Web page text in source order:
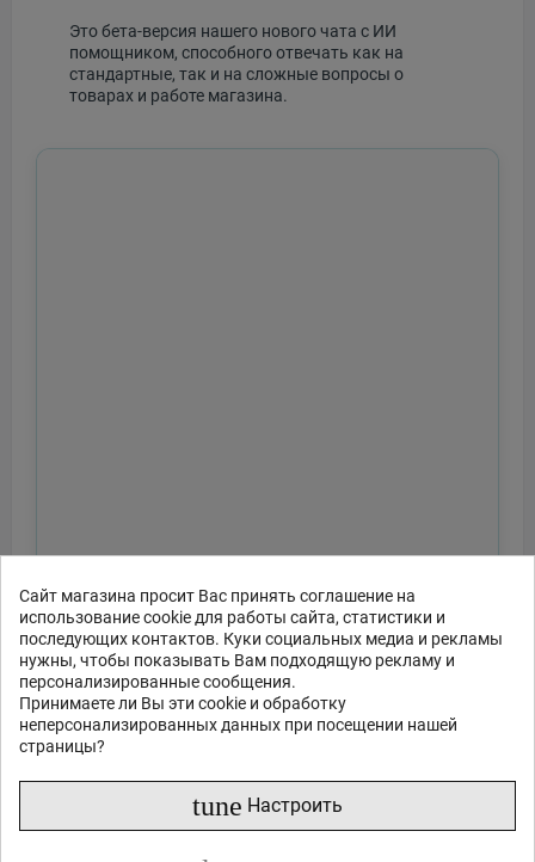
Сайт магазина просит Вас принять соглашение на
использование cookie для работы сайта, статистики и
последующих контактов. Куки социальных медиа и рекламы
нужны, чтобы показывать Вам подходящую рекламу и
персонализированные сообщения.
Принимаете ли Вы эти cookie и обработку
неперсонализированных данных при посещении нашей
страницы?
tune Настроить
Это бета-версия нашего нового чата с ИИ
помощником, способного отвечать как на
стандартные, так и на сложные вопросы о
товарах и работе магазина.